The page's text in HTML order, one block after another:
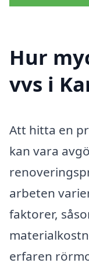
Hur
vvs i
Att hitta en
kan vara
arbeten
faktorer,
erfaren